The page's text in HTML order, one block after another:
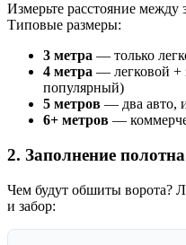
Измерьте расстояние между
Типовые размеры:
3 метра — только
4 метра — легковой +
популярный)
5 метров — два авто,
6+ метров —
2. Заполнение полотна
Чем будут обшиты ворота?
и забор: